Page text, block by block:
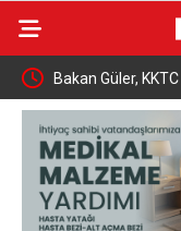
Bakan Güler,
araya geldi